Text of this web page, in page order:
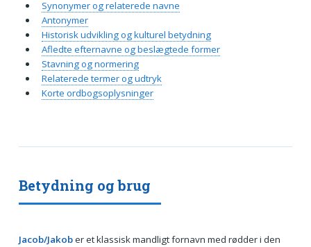
Betydning og brug
Jacob/Jakober et klassisk mandligt fornavn med rødder i den
Synonymer og relaterede navne
Antonymer
Historisk udvikling og kulturel betydning
Afledte efternavne og beslægtede former
Stavning og normering
Relaterede termer og udtryk
Korte ordbogsoplysninger